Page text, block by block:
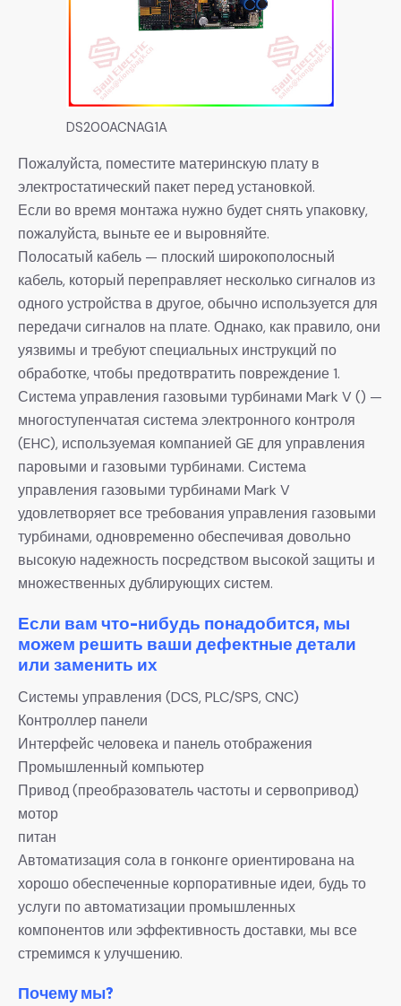
DS200ACNAG1A
Пожалуйста, поместите материнскую плату в
электростатический пакет перед установкой.
Если во время монтажа нужно будет снять упаковку,
пожалуйста, выньте ее и выровняйте.
Полосатый кабель — плоский широкополосный
кабель, который переправляет несколько сигналов из
одного устройства в другое, обычно используется для
передачи сигналов на плате. Однако, как правило, они
уязвимы и требуют специальных инструкций по
обработке, чтобы предотвратить повреждение 1.
Система управления газовыми турбинами Mark V () —
многоступенчатая система электронного контроля
(EHC), используемая компанией GE для управления
паровыми и газовыми турбинами. Система
управления газовыми турбинами Mark V
удовлетворяет все требования управления газовыми
турбинами, одновременно обеспечивая довольно
высокую надежность посредством высокой защиты и
множественных дублирующих систем.
Если вам что-нибудь понадобится, мы
можем решить ваши дефектные детали
или заменить их
Системы управления (DCS, PLC/SPS, CNC)
Контроллер панели
Интерфейс человека и панель отображения
Промышленный компьютер
Привод (преобразователь частоты и сервопривод)
мотор
питан
Автоматизация сола в гонконге ориентирована на
хорошо обеспеченные корпоративные идеи, будь то
услуги по автоматизации промышленных
компонентов или эффективность доставки, мы все
стремимся к улучшению.
Почему мы?